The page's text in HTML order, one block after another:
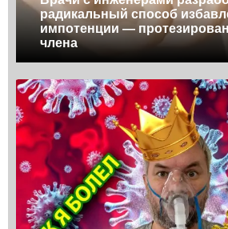
радикальный способ
импотенции —
члена